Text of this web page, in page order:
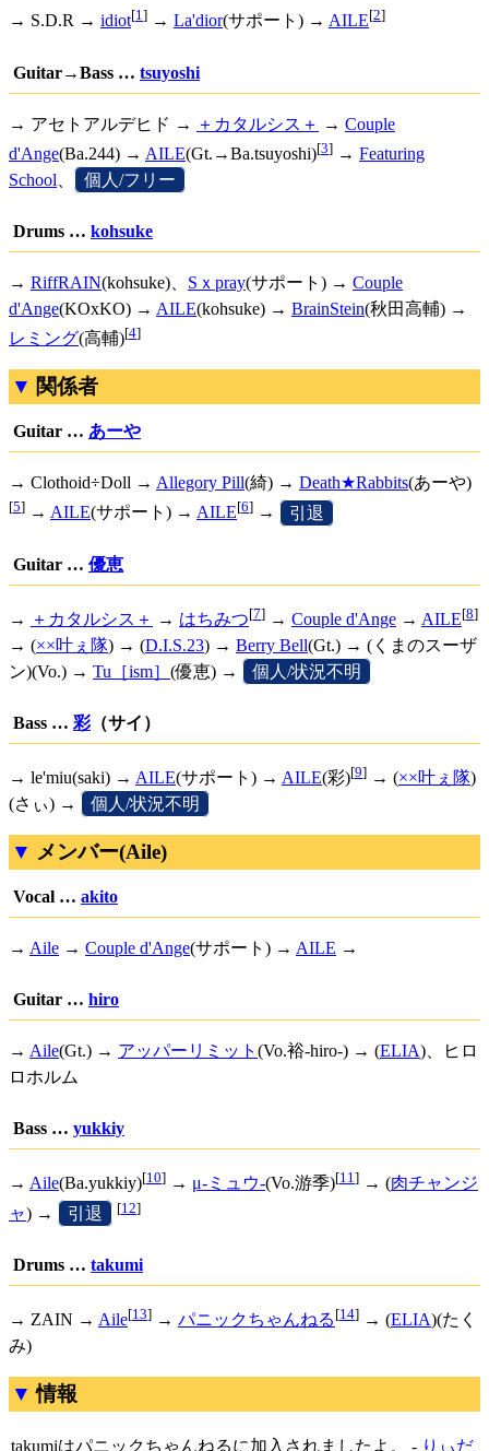
→ S.D.R → idiot[1] → La'dior(サポート) → AILE[2]
Guitar→Bass … tsuyoshi
→ アセトアルデヒド → ＋カタルシス＋ → Couple
d'Ange(Ba.244) → AILE(Gt.→Ba.tsuyoshi)[3] → Featuring
School
個人/フリー
Drums … kohsuke
→ RiffRAIN(kohsuke)、 Sｘpray(サポート) → Couple
d'Ange(KOxKO) → AILE(kohsuke) → BrainStein(秋田高輔) →
レミング(高輔)[4]
関係者
Guitar … あーや
→ Clothoid÷Doll → Allegory Pill(綺) → Death★Rabbits(あーや)
[5] → AILE(サポート) → AILE[6] → 引退
Guitar … 優恵
→ ＋カタルシス＋ → はちみつ[7] → Couple d'Ange → AILE[8]
→ (××叶ぇ隊) → (D.I.S.23) → Berry Bell(Gt.) → (くまのスーザ
ン)(Vo.) → Tu［ism］ (優恵) → 個人/状況不明
Bass … 彩（サイ）
→ le'miu(saki) → AILE(サポート) → AILE(彩)[9] → (××叶ぇ隊)
(さぃ) →
個人/状況不明
メンバー(Aile)
Vocal … akito
→ Aile → Couple d'Ange(サポート) → AILE →
Guitar … hiro
→ Aile(Gt.) → アッパーリミット (Vo.裕-hiro-) → (ELIA)、ヒロ
ロホルム
Bass … yukkiy
→ Aile(Ba.yukkiy)[10] → μ-ミュウ-(Vo.游季)[11] → (肉チャンジ
ャ) → 引退 [12]
Drums … takumi
→ ZAIN → Aile[13] → パニックちゃんねる [14] → (ELIA)(たく
み)
情報
takumiはパニックちゃんねるに加入されましたよ。 - りぃだ